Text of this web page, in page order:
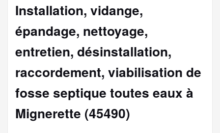
Installation, vidange,
épandage, nettoyage,
entretien, désinstallation,
raccordement, viabilisation de
fosse septique toutes eaux à
Mignerette (45490)